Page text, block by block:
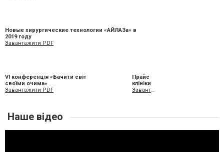
Новые хирургические технологии «АЙЛАЗа» в
2019 году
Завантажити PDF
VI конференція «Бачити світ
своїми очима»
Завантажити PDF
Прайс
клініки
Завантажити XLS
Наше відео